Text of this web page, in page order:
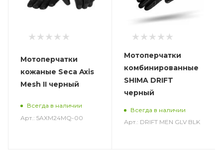
Мотоперчатки
кожаные Seca Axis
Mesh II черный
Всегда в наличии
Арт.: 5AXM24MQ-00
Мотоперчатки
комбинированные
SHIMA DRIFT
черный
Всегда в наличии
Арт.: DRIFT MEN GLV BLK